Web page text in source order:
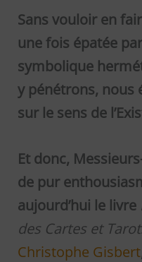
Sans vouloir en
une fois épatée
symbolique
y pénétrons, nous
sur le sens de
Et donc,
de pur
aujourd’hui le livre
des Cartes et
Christophe Gisbert